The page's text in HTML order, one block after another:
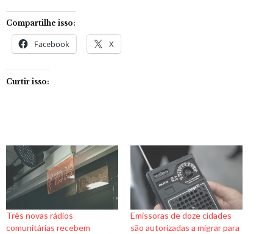
Compartilhe isso:
Facebook X
Curtir isso:
Três novas rádios
comunitárias recebem
Emissoras de doze cidades
são autorizadas a migrar para